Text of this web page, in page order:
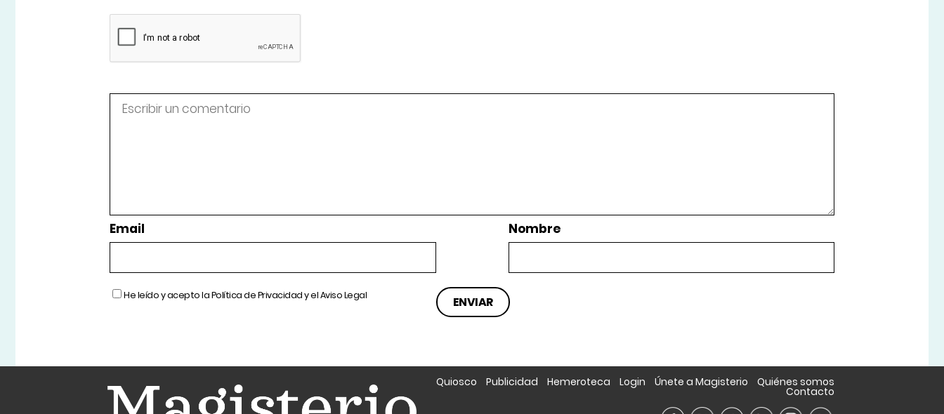
Email Nombre
He leído y acepto laPolítica de Privacidady elAviso Legal
Quiosco Publicidad Hemeroteca Login Únete a Magisterio Quiénes somos
Contacto